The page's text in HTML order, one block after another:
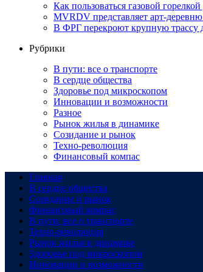
Как пользоваться газовой
MVRDV представляет арт-
В ФРГ перекроют крупную трассу
Рубрики
В пути: все о транспорте
В сердце общества
Здоровье под микроскопом
Инновации и возможности
Разное
Рынок жилья в динамике
Созидание и рынок
Техно-революция
Финансовый компас
Главная
В сердце общества
Созидание и рынок
Финансовый компас
В пути: все о транспорте
Техно-революция
Рынок жилья в динамике
Здоровье под микроскопом
Инновации и возможности